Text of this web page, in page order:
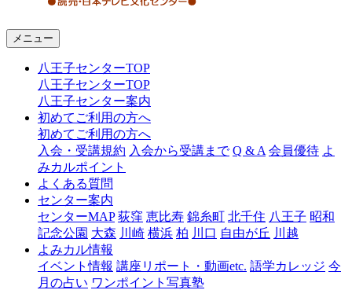
ャ
王
メニュー
八王子センターTOP
八王子センターTOP
八王子センター案内
初めてご利用の方へ
初めてご利用の方へ
入会・受講規約 入会から受講まで Q & A 会員優待 よ
みカルポイント
よくある質問
センター案内
センターMAP 荻窪 恵比寿 錦糸町 北千住 八王子 昭和
記念公園 大森 川崎 横浜 柏 川口 自由が丘 川越
よみカル情報
イベント情報 講座リポート・動画etc. 語学カレッジ 今
月の占い ワンポイント写真塾